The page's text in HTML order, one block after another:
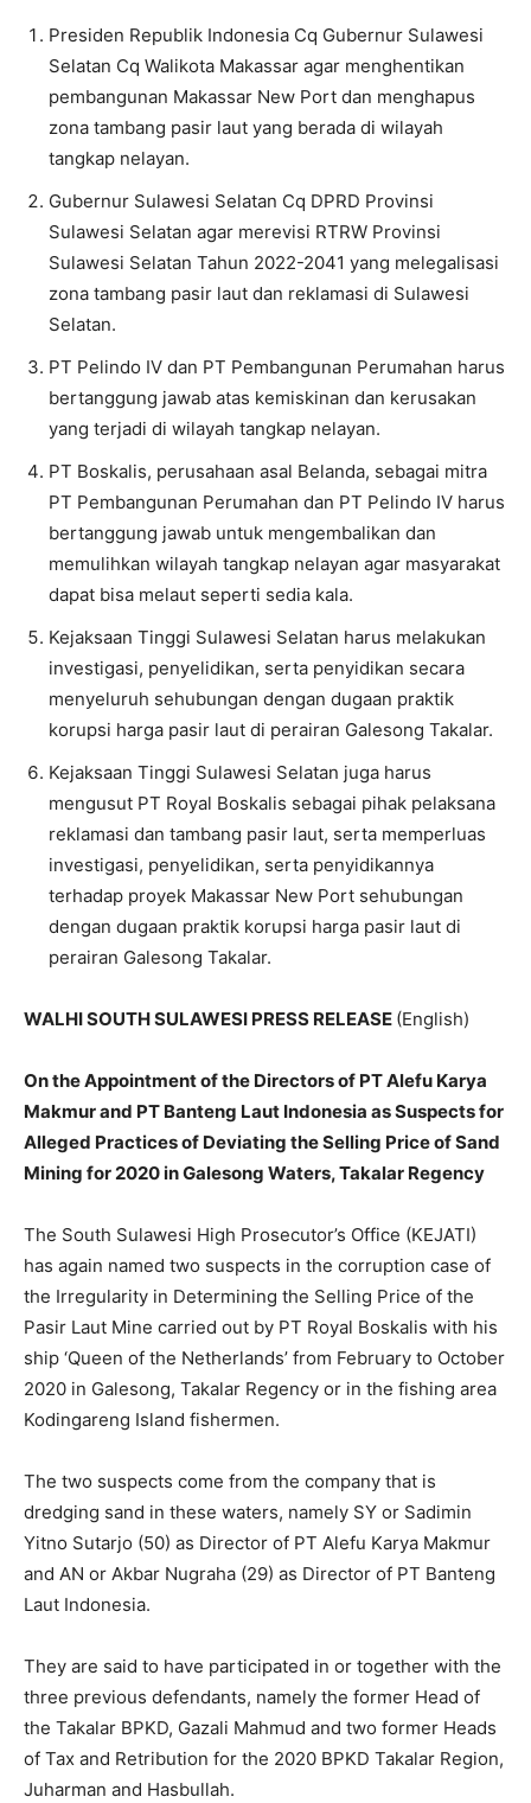
Presiden Republik Indonesia Cq Gubernur Sulawesi
Selatan Cq Walikota Makassar agar menghentikan
pembangunan Makassar New Port dan menghapus
zona tambang pasir laut yang berada di wilayah
tangkap nelayan.
Gubernur Sulawesi Selatan Cq DPRD Provinsi
Sulawesi Selatan agar merevisi RTRW Provinsi
Sulawesi Selatan Tahun 2022-2041 yang melegalisasi
zona tambang pasir laut dan reklamasi di Sulawesi
Selatan.
PT Pelindo IV dan PT Pembangunan Perumahan harus
bertanggung jawab atas kemiskinan dan kerusakan
yang terjadi di wilayah tangkap nelayan.
PT Boskalis, perusahaan asal Belanda, sebagai mitra
PT Pembangunan Perumahan dan PT Pelindo IV harus
bertanggung jawab untuk mengembalikan dan
memulihkan wilayah tangkap nelayan agar masyarakat
dapat bisa melaut seperti sedia kala.
Kejaksaan Tinggi Sulawesi Selatan harus melakukan
investigasi, penyelidikan, serta penyidikan secara
menyeluruh sehubungan dengan dugaan praktik
korupsi harga pasir laut di perairan Galesong Takalar.
Kejaksaan Tinggi Sulawesi Selatan juga harus
mengusut PT Royal Boskalis sebagai pihak pelaksana
reklamasi dan tambang pasir laut, serta memperluas
investigasi, penyelidikan, serta penyidikannya
terhadap proyek Makassar New Port sehubungan
dengan dugaan praktik korupsi harga pasir laut di
perairan Galesong Takalar.
WALHI SOUTH SULAWESI PRESS RELEASE (English)
On the Appointment of the Directors of PT Alefu Karya
Makmur and PT Banteng Laut Indonesia as Suspects for
Alleged Practices of Deviating the Selling Price of Sand
Mining for 2020 in Galesong Waters, Takalar Regency
The South Sulawesi High Prosecutor’s Office (KEJATI)
has again named two suspects in the corruption case of
the Irregularity in Determining the Selling Price of the
Pasir Laut Mine carried out by PT Royal Boskalis with his
ship ‘Queen of the Netherlands’ from February to October
2020 in Galesong, Takalar Regency or in the fishing area
Kodingareng Island fishermen.
The two suspects come from the company that is
dredging sand in these waters, namely SY or Sadimin
Yitno Sutarjo (50) as Director of PT Alefu Karya Makmur
and AN or Akbar Nugraha (29) as Director of PT Banteng
Laut Indonesia.
They are said to have participated in or together with the
three previous defendants, namely the former Head of
the Takalar BPKD, Gazali Mahmud and two former Heads
of Tax and Retribution for the 2020 BPKD Takalar Region,
Juharman and Hasbullah.